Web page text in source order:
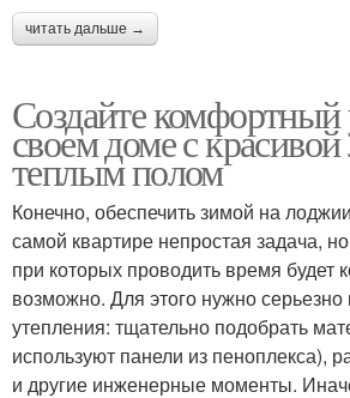
читать дальше →
Создайте комфортный
своем доме с
теплым полом
Конечно, обеспечить зимой на
самой квартире непростая задача, но
при которых проводить время будет
возможно. Для этого нужно серьезно
утепления: тщательно подобрать
используют панели из пеноплекса),
и другие инженерные моменты.